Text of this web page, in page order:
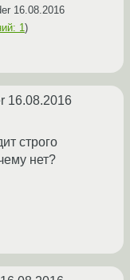
16.08.2016
1)
16.08.2016
строго
нет?